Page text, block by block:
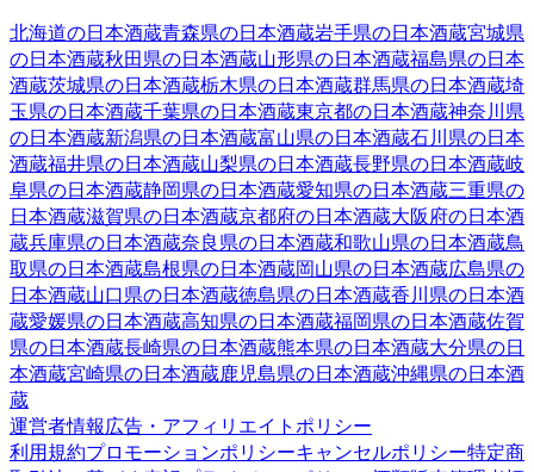
北海道の日本酒蔵青森県の日本酒蔵岩手県の日本酒蔵宮城県
の日本酒蔵秋田県の日本酒蔵山形県の日本酒蔵福島県の日本
酒蔵茨城県の日本酒蔵栃木県の日本酒蔵群馬県の日本酒蔵埼
玉県の日本酒蔵千葉県の日本酒蔵東京都の日本酒蔵神奈川県
の日本酒蔵新潟県の日本酒蔵富山県の日本酒蔵石川県の日本
酒蔵福井県の日本酒蔵山梨県の日本酒蔵長野県の日本酒蔵岐
阜県の日本酒蔵静岡県の日本酒蔵愛知県の日本酒蔵三重県の
日本酒蔵滋賀県の日本酒蔵京都府の日本酒蔵大阪府の日本酒
蔵兵庫県の日本酒蔵奈良県の日本酒蔵和歌山県の日本酒蔵鳥
取県の日本酒蔵島根県の日本酒蔵岡山県の日本酒蔵広島県の
日本酒蔵山口県の日本酒蔵徳島県の日本酒蔵香川県の日本酒
蔵愛媛県の日本酒蔵高知県の日本酒蔵福岡県の日本酒蔵佐賀
県の日本酒蔵長崎県の日本酒蔵熊本県の日本酒蔵大分県の日
本酒蔵宮崎県の日本酒蔵鹿児島県の日本酒蔵沖縄県の日本酒
蔵
運営者情報 広告・アフィリエイトポリシー
利用規約プロモーションポリシーキャンセルポリシー特定商